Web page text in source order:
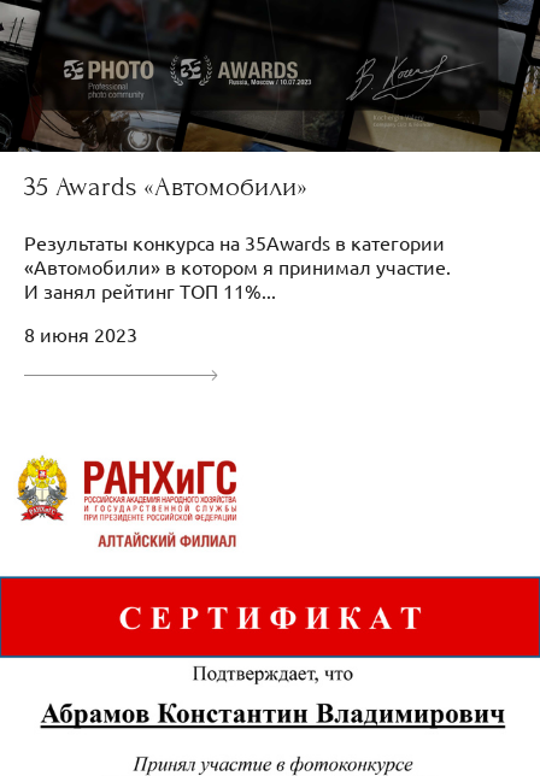
35 Awards «Автомобили»
Результаты конкурса на 35Awards в категории
«Автомобили» в котором я принимал участие.
И занял рейтинг ТОП 11%...
8 июня 2023